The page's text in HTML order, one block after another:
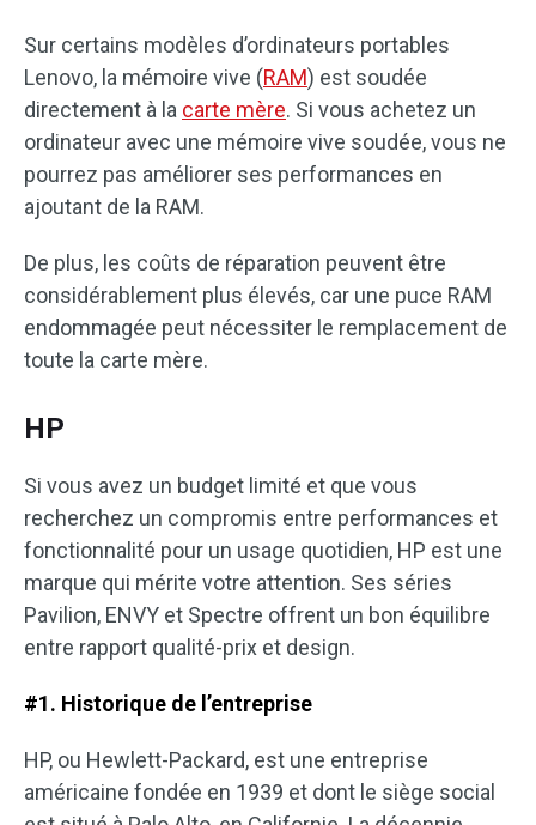
Sur certains modèles d’ordinateurs portables
Lenovo, la mémoire vive (RAM) est soudée
directement à la carte mère. Si vous achetez un
ordinateur avec une mémoire vive soudée, vous ne
pourrez pas améliorer ses performances en
ajoutant de la RAM.
De plus, les coûts de réparation peuvent être
considérablement plus élevés, car une puce RAM
endommagée peut nécessiter le remplacement de
toute la carte mère.
HP
Si vous avez un budget limité et que vous
recherchez un compromis entre performances et
fonctionnalité pour un usage quotidien, HP est une
marque qui mérite votre attention. Ses séries
Pavilion, ENVY et Spectre offrent un bon équilibre
entre rapport qualité-prix et design.
#1. Historique de l’entreprise
HP, ou Hewlett-Packard, est une entreprise
américaine fondée en 1939 et dont le siège social